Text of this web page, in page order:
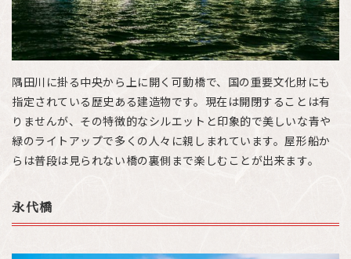
隅田川に掛る中央から上に開く可動橋で、国の重要文化財にも
指定されている歴史ある建造物です。現在は開閉することは有
りませんが、その特徴的なシルエットと印象的で美しいな青や
緑のライトアップで多くの人々に親しまれています。屋形船か
らは普段は見られない橋の裏側まで楽しむことが出来ます。
永代橋